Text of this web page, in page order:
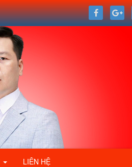
LIÊN HỆ